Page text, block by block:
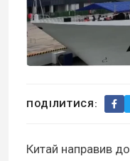
ПОДІЛИТИСЯ:
Китай направив до